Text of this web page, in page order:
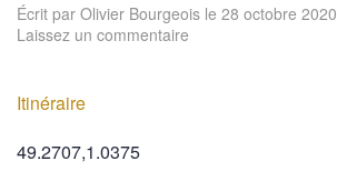
Écrit par Olivier Bourgeois le 28 octobre 2020
Laissez un commentaire
Itinéraire
49.2707,1.0375